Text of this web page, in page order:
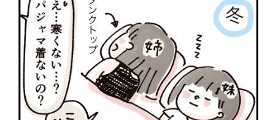
お問い合わせ